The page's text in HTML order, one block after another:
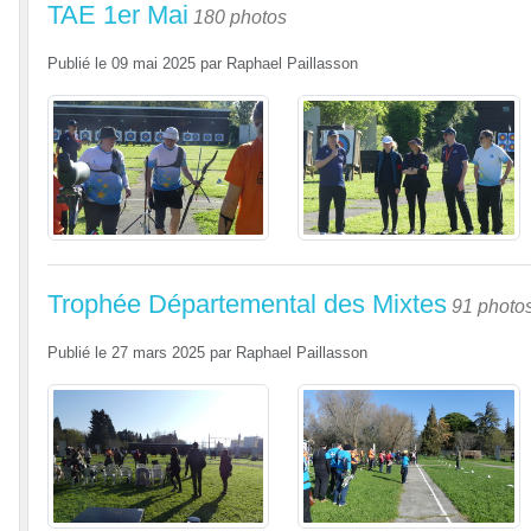
TAE 1er Mai 180 photos
Publié le 09 mai 2025 par Raphael Paillasson
Trophée Départemental des Mixtes 91
Publié le 27 mars 2025 par Raphael Paillasson